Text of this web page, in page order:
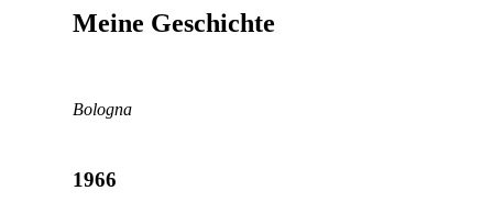
Meine Geschichte
Bologna
1966